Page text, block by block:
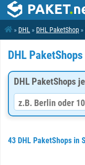
» DHL » DHL PaketShop
DHL
DHL PaketShops
43 DHL PaketShops in